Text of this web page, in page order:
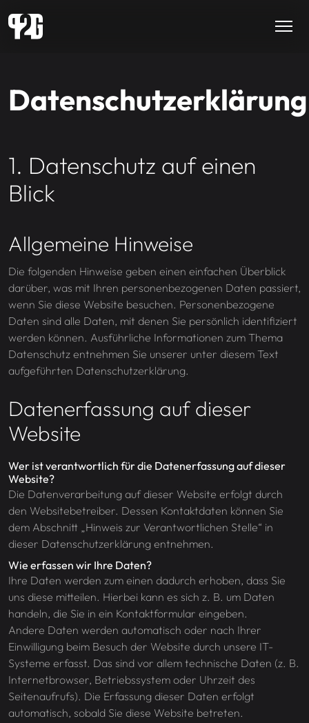
Datenschutzerklärung
1. Datenschutz auf einen
Blick
Allgemeine Hinweise
Die folgenden Hinweise geben einen einfachen Überblick
darüber, was mit Ihren personenbezogenen Daten passiert,
wenn Sie diese Website besuchen. Personenbezogene
Daten sind alle Daten, mit denen Sie persönlich identifiziert
werden können. Ausführliche Informationen zum Thema
Datenschutz entnehmen Sie unserer unter diesem Text
aufgeführten Datenschutzerklärung.
Datenerfassung auf dieser
Website
Wer ist verantwortlich für die Datenerfassung auf dieser
Website?
Die Datenverarbeitung auf dieser Website erfolgt durch
den Websitebetreiber. Dessen Kontaktdaten können Sie
dem Abschnitt „Hinweis zur Verantwortlichen Stelle“ in
dieser Datenschutzerklärung entnehmen.
Wie erfassen wir Ihre Daten?
Ihre Daten werden zum einen dadurch erhoben, dass Sie
uns diese mitteilen. Hierbei kann es sich z. B. um Daten
handeln, die Sie in ein Kontaktformular eingeben.
Andere Daten werden automatisch oder nach Ihrer
Einwilligung beim Besuch der Website durch unsere IT-
Systeme erfasst. Das sind vor allem technische Daten (z. B.
Internetbrowser, Betriebssystem oder Uhrzeit des
Seitenaufrufs). Die Erfassung dieser Daten erfolgt
automatisch, sobald Sie diese Website betreten.